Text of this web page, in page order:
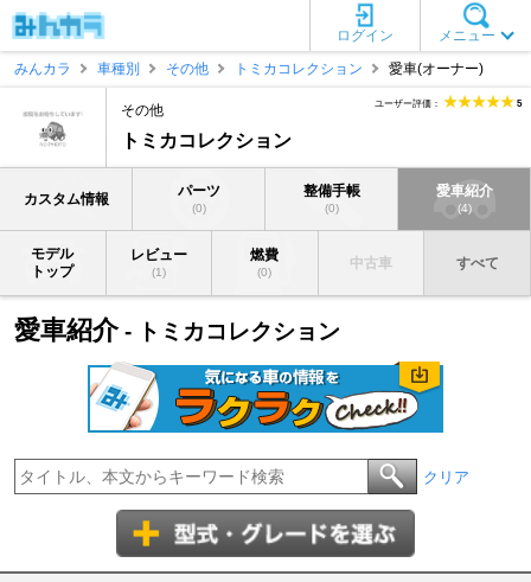
メニュー
ログイン
みんカラ
車種別 その他 トミカコレクション 愛車(オーナー)
その他
トミカコレクション
ユーザー評価： 5
カスタム情報 パーツ
(0)
整備手帳
(0)
愛車紹介
(4)
モデル
トップ
レビュー
(1)
燃費
(0)
中古車 すべて
愛車紹介- トミカコレクション
クリア